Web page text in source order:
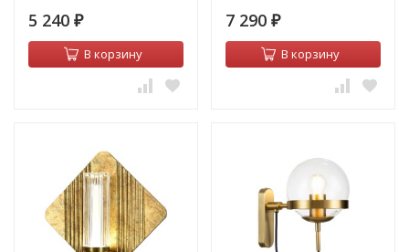
5 240 ₽
В корзину
7 290 ₽
В корзину